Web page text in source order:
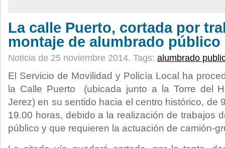
La calle Puerto, cortada por
montaje de alumbrado público
Noticia de 25 noviembre 2014. Tags: alumbrado
El Servicio de Movilidad y Policía Local ha
la Calle Puerto (ubicada junto a la Torre del
Jerez) en su sentido hacia el centro histórico, de
19.00 horas, debido a la realización de trabajos
público y que requieren la actuación de camión-